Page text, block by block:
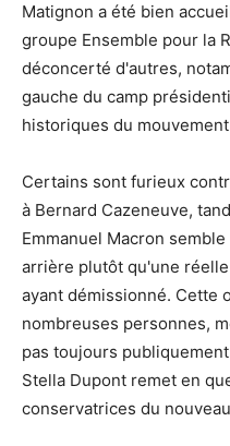
Matignon a été bien
groupe Ensemble pour la
déconcerté d'autres,
gauche du camp
historiques du
Certains sont furieux
à Bernard Cazeneuve,
Emmanuel Macron
arrière plutôt qu'une
ayant démissionné. Cette
nombreuses personnes,
pas toujours
Stella Dupont remet en
conservatrices du